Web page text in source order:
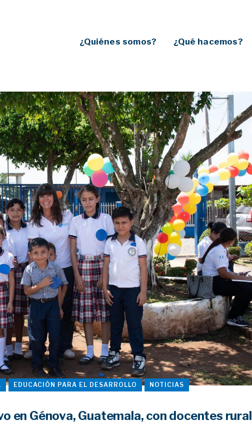
¿Quiénes somos? ¿Qué hacemos?
EDUCACIÓN PARA EL DESARROLLO NOTICIAS
en Génova, Guatemala, con docentes